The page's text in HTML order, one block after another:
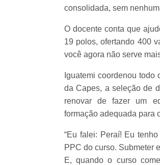
consolidada, sem
O docente conta que
19 polos, ofertando 400
você agora não serve
Iguatemi coordenou todo
da Capes, a seleção de
renovar de fazer um
formação adequada para
“Eu falei: Peraí! Eu
PPC do curso. Submeter
E, quando o curso